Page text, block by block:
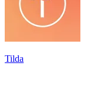
Tilda